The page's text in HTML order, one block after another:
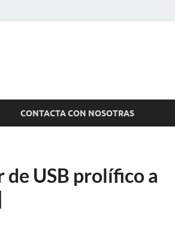
CONTACTA CON NOSOTRAS
USB prolífico a